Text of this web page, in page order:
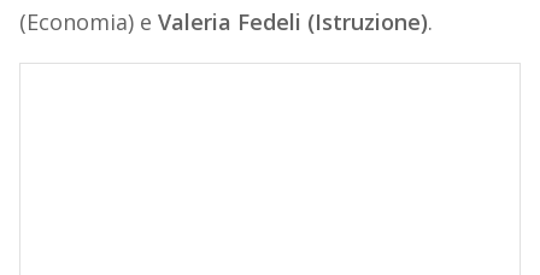
(Economia) e Valeria Fedeli (Istruzione).